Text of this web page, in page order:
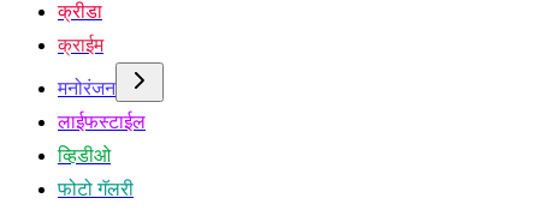
क्रीडा
क्राईम
मनोरंजन
लाईफस्टाईल
व्हिडीओ
फोटो गॅलरी